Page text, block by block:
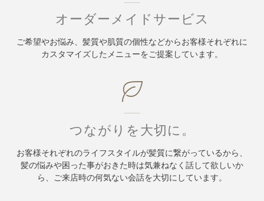
オーダーメイドサービス
ご希望やお悩み、髪質や肌質の個性などからお客様それぞれに
カスタマイズしたメニューをご提案しています。
つながりを大切に。
お客様それぞれのライフスタイルが髪質に繋がっているから、
髪の悩みや困った事がおきた時は気兼ねなく話して欲しいか
ら、ご来店時の何気ない会話を大切にしています。